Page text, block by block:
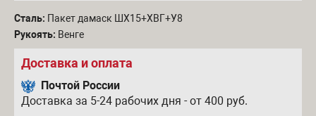
Сталь: Пакет дамаск ШХ15+ХВГ+У8
Рукоять: Венге
Доставка и оплата
Почтой России
Доставка за 5-24 рабочих дня - от 400 руб.